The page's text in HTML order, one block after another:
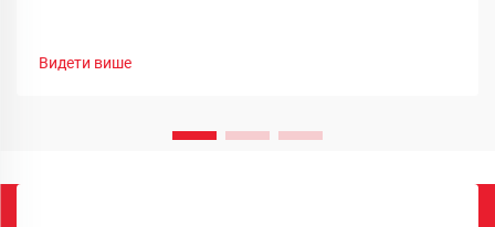
Видети више